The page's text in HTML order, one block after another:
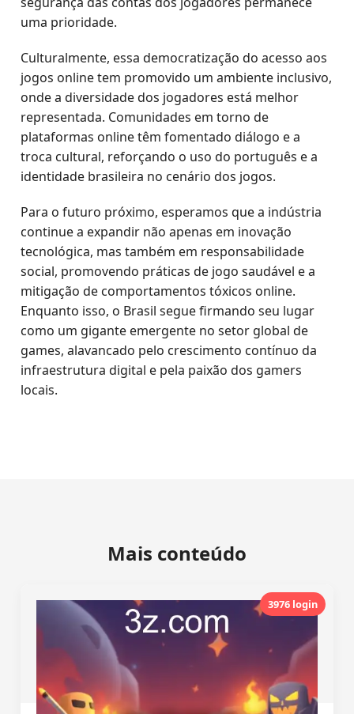
uma prioridade.
Culturalmente, essa democratização do acesso aos
jogos online tem promovido um ambiente inclusivo,
onde a diversidade dos jogadores está melhor
representada. Comunidades em torno de
plataformas online têm fomentado diálogo e a
troca cultural, reforçando o uso do português e a
identidade brasileira no cenário dos jogos.
Para o futuro próximo, esperamos que a indústria
continue a expandir não apenas em inovação
tecnológica, mas também em responsabilidade
social, promovendo práticas de jogo saudável e a
mitigação de comportamentos tóxicos online.
Enquanto isso, o Brasil segue firmando seu lugar
como um gigante emergente no setor global de
games, alavancado pelo crescimento contínuo da
infraestrutura digital e pela paixão dos gamers
locais.
Mais conteúdo
3976 login